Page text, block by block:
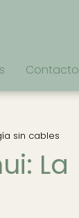
Contacto
sin cables
La